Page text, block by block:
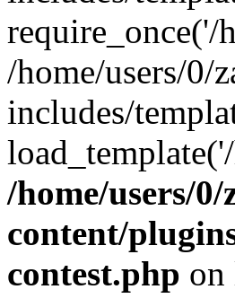
require_once('/
/home/users/0/
includes/
/home/users/
content/
contest.php on